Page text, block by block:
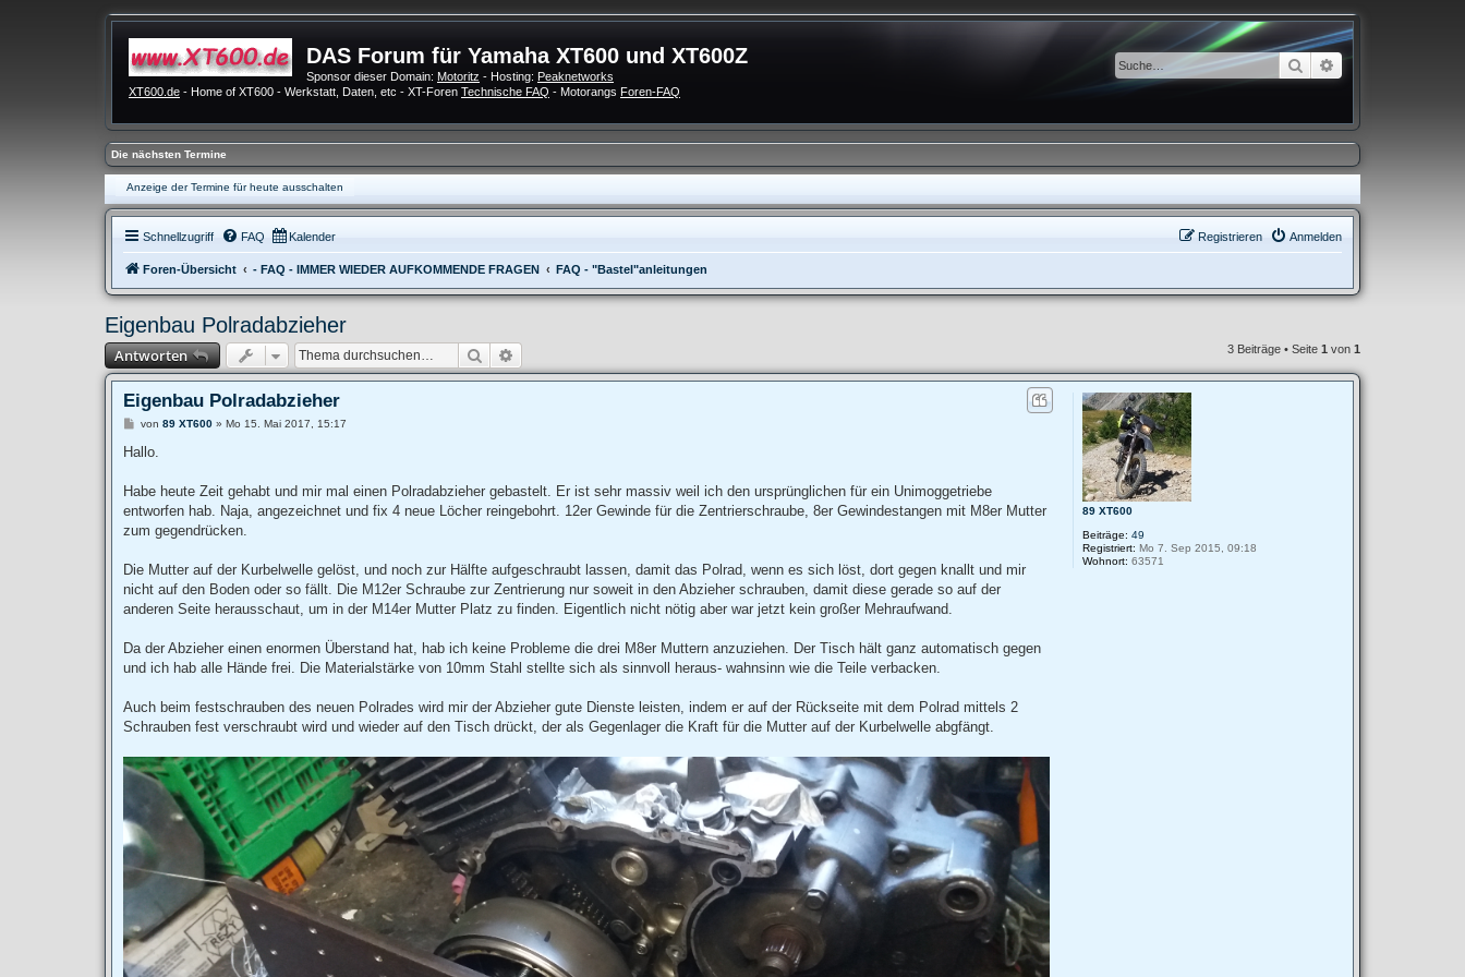
DAS Forum für Yamaha XT600 und XT600Z
Sponsor dieser Domain: Motoritz - Hosting: Peaknetworks
XT600.de - Home of XT600 - Werkstatt, Daten, etc - XT-Foren Technische FAQ - Motorangs Foren-FAQ
Suche Erweiterte Suche
Die nächsten Termine
Anzeige der Termine für heute ausschalten
Schnellzugriff FAQ Kalender Anmelden
Registrieren
Foren-Übersicht - FAQ - IMMER WIEDER AUFKOMMENDE FRAGEN FAQ - "Bastel"anleitungen
Eigenbau Polradabzieher
Antworten Suche 3 Beiträge • Seite 1 von 1
89 XT600
Beiträge: 49
Registriert: Mo 7. Sep 2015, 09:18
Wohnort: 63571
Eigenbau Polradabzieher
B
i
a
von 89 XT600» Mo 15. Mai 2017, 15:17
Hallo.
Habe heute Zeit gehabt und mir mal einen Polradabzieher gebastelt. Er ist sehr massiv weil ich den ursprünglichen für ein Unimoggetriebe
entworfen hab. Naja, angezeichnet und fix 4 neue Löcher reingebohrt. 12er Gewinde für die Zentrierschraube, 8er Gewindestangen mit M8er Mutter
zum gegendrücken.
Die Mutter auf der Kurbelwelle gelöst, und noch zur Hälfte aufgeschraubt lassen, damit das Polrad, wenn es sich löst, dort gegen knallt und mir
nicht auf den Boden oder so fällt. Die M12er Schraube zur Zentrierung nur soweit in den Abzieher schrauben, damit diese gerade so auf der
anderen Seite herausschaut, um in der M14er Mutter Platz zu finden. Eigentlich nicht nötig aber war jetzt kein großer Mehraufwand.
Da der Abzieher einen enormen Überstand hat, hab ich keine Probleme die drei M8er Muttern anzuziehen. Der Tisch hält ganz automatisch gegen
und ich hab alle Hände frei. Die Materialstärke von 10mm Stahl stellte sich als sinnvoll heraus- wahnsinn wie die Teile verbacken.
Auch beim festschrauben des neuen Polrades wird mir der Abzieher gute Dienste leisten, indem er auf der Rückseite mit dem Polrad mittels 2
Schrauben fest verschraubt wird und wieder auf den Tisch drückt, der als Gegenlager die Kraft für die Mutter auf der Kurbelwelle abgfängt.